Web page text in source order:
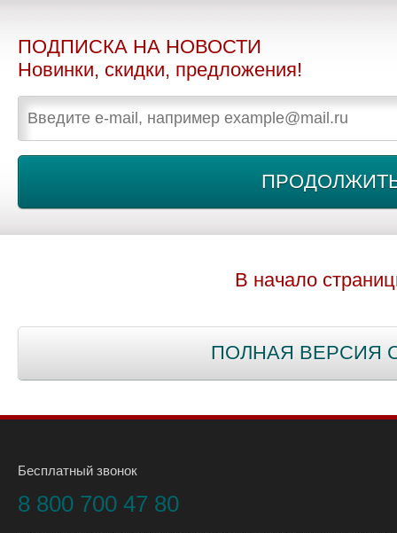
ПОДПИСКА НА НОВОСТИ
Новинки, скидки, предложения!
В начало
ПОЛНАЯ ВЕРСИЯ
Бесплатный звонок
8 800 700 47 80